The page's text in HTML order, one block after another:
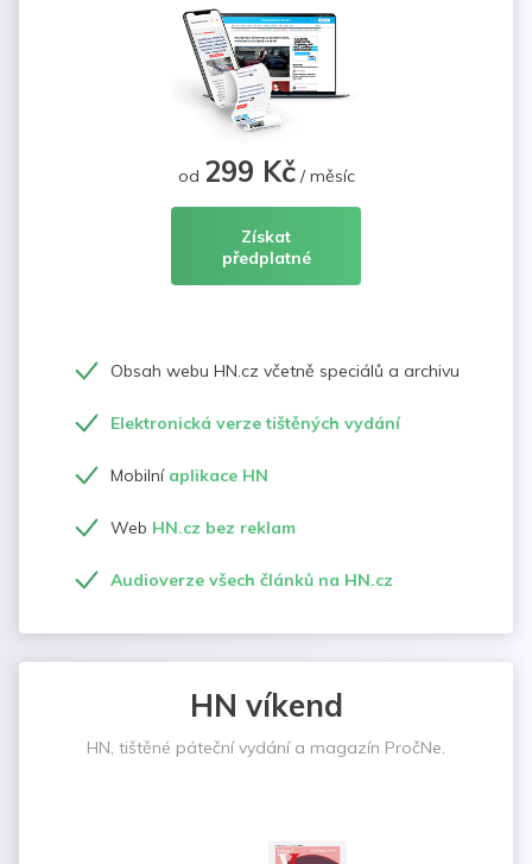
od 299 Kč/ měsíc
Získat
předplatné
Obsah webu HN.cz včetně speciálů a archivu
Elektronická verze tištěných vydání
Mobilní aplikace HN
Web HN.cz bez reklam
Audioverze všech článků na HN.cz
HN víkend
HN, tištěné páteční vydání a magazín PročNe.